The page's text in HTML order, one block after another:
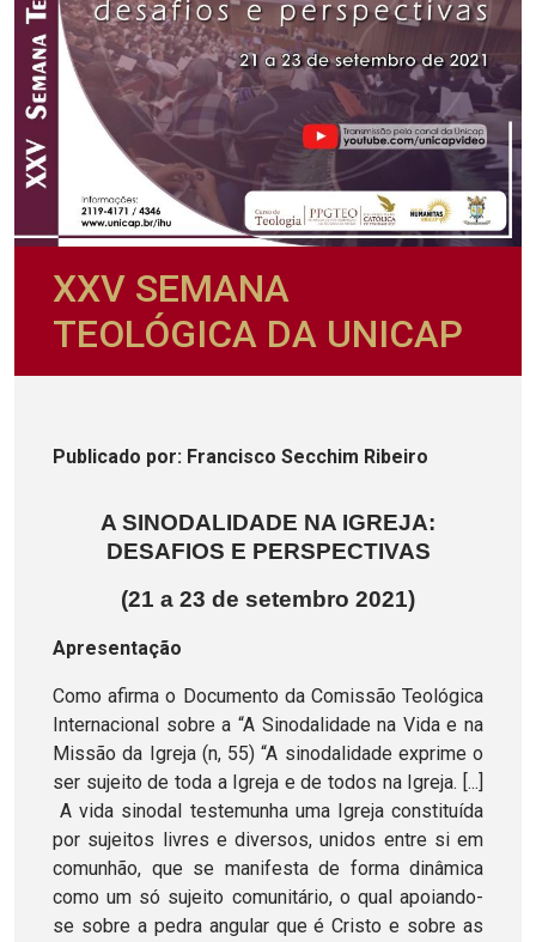
XXV SEMANA
TEOLÓGICA DA UNICAP
Publicado por: Francisco Secchim Ribeiro
A SINODALIDADE NA IGREJA:
DESAFIOS E PERSPECTIVAS
(21 a 23 de setembro 2021)
Apresentação
Como afirma o Documento da Comissão Teológica
Internacional sobre a “A Sinodalidade na Vida e na
Missão da Igreja (n, 55) “A sinodalidade exprime o
ser sujeito de toda a Igreja e de todos na Igreja. [...]
A vida sinodal testemunha uma Igreja constituída
por sujeitos livres e diversos, unidos entre si em
comunhão, que se manifesta de forma dinâmica
como um só sujeito comunitário, o qual apoiando-
se sobre a pedra angular que é Cristo e sobre as